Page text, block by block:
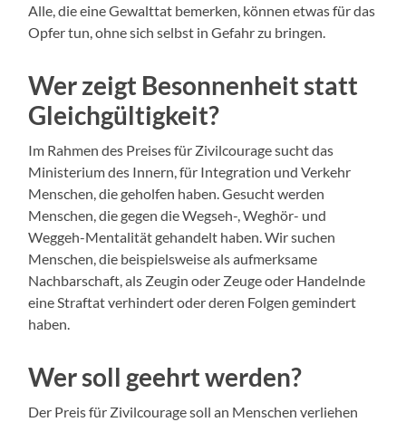
Alle, die eine Gewalttat bemerken, können etwas für das
Opfer tun, ohne sich selbst in Gefahr zu bringen.
Wer zeigt Besonnenheit statt
Gleichgültigkeit?
Im Rahmen des Preises für Zivilcourage sucht das
Ministerium des Innern, für Integration und Verkehr
Menschen, die geholfen haben. Gesucht werden
Menschen, die gegen die Wegseh-, Weghör- und
Weggeh-Mentalität gehandelt haben. Wir suchen
Menschen, die beispielsweise als aufmerksame
Nachbarschaft, als Zeugin oder Zeuge oder Handelnde
eine Straftat verhindert oder deren Folgen gemindert
haben.
Wer soll geehrt werden?
Der Preis für Zivilcourage soll an Menschen verliehen